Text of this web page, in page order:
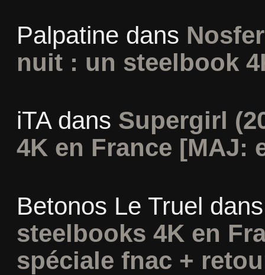
Palpatine dans
nuit : un steelbook
iTAdans Supergirl
4K en France [MAJ:
Betonos Le Truel
steelbooks 4K en
spéciale fnac +